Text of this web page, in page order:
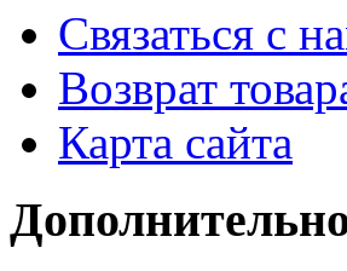
Связаться с
Возврат
Карта сайта